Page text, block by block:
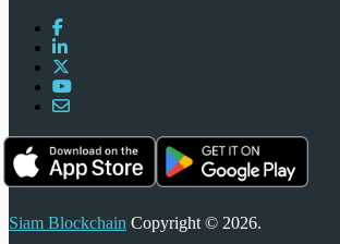
Siam Blockchain Copyright © 2026.